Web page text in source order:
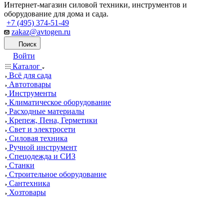
Интернет-магазин силовой техники, инструментов и
оборудование для дома и сада.
+7 (495) 374-51-49
zakaz@avtogen.ru
Поиск
Войти
Каталог
Всё для сада
Автотовары
Инструменты
Климатическое оборудование
Расходные материалы
Крепеж, Пена, Герметики
Свет и электросети
Силовая техника
Ручной инструмент
Спецодежда и СИЗ
Станки
Строительное оборудование
Сантехника
Хозтовары